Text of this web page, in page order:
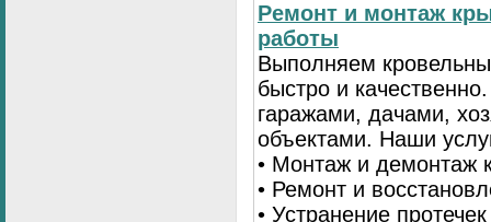
Ремонт и монтаж
работы
Выполняем
быстро и
гаражами, дачами,
объектами. Наши
• Монтаж и демонтаж
• Ремонт и
• Устранение протечек